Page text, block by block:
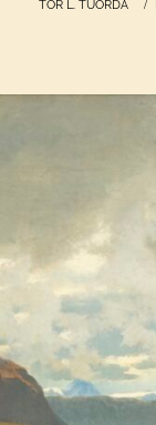
BY
TOR L. TUORDA